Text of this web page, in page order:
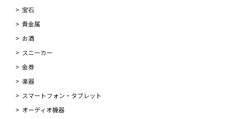
宝石
貴金属
お酒
スニーカー
金券
楽器
スマートフォン・タブレット
オーディオ機器